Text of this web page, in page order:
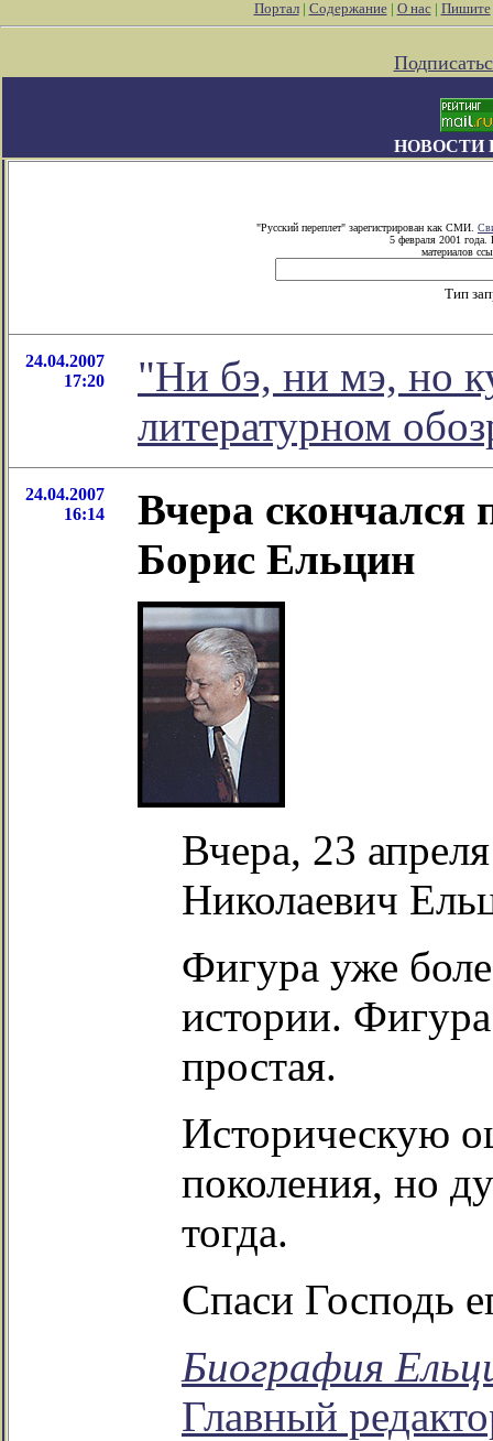
Портал| Содержание| О нас| Пишите
НОВОСТИ
"Русский переплет" зарегистрирован как СМИ.
5 февраля 2001 года.
материалов
Тип
24.04.2007
17:20
"Ни бэ, ни мэ, но
литературном
24.04.2007
16:14
Вчера скончался
Борис Ельцин
Вчера, 23
Николаевич
Фигура уже
истории.
простая.
Историческую
поколения, но
тогда.
Спаси Господь
Биография
Главный